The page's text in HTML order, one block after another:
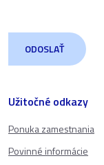
Užitočné odkazy
Ponuka zamestnania
Povinné informácie